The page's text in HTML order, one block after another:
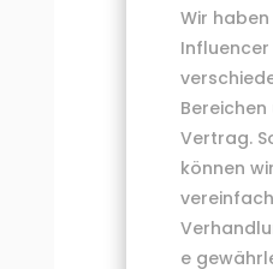
Wir haben
Influencer
Vertrag.
können
e